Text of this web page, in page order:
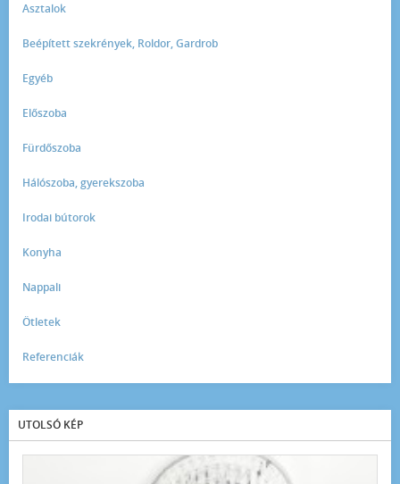
Asztalok
Beépített szekrények, Roldor, Gardrob
Egyéb
Előszoba
Fürdőszoba
Hálószoba, gyerekszoba
Irodai bútorok
Konyha
Nappali
Ötletek
Referenciák
UTOLSÓ KÉP